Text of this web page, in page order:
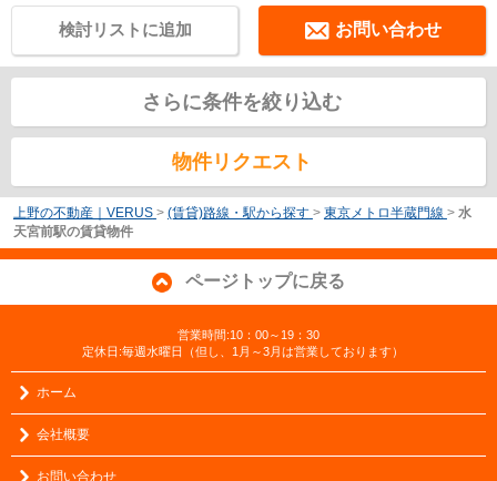
お問い合わせ
検討リストに追加
さらに条件を絞り込む
物件リクエスト
上野の不動産｜VERUS > (賃貸)路線・駅から探す > 東京メトロ半蔵門線 > 水
天宮前駅の賃貸物件
ページトップに戻る
営業時間:10：00～19：30
定休日:毎週水曜日（但し、1月～3月は営業しております）
ホーム
会社概要
お問い合わせ